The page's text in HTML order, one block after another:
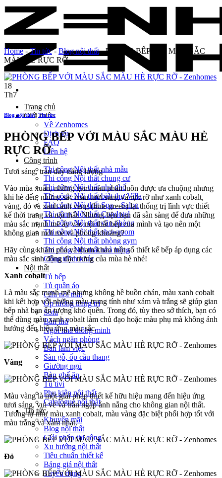
Skip
content
Trang chủ
Giới thiệu
Về Zenhomes
Dịch vụ
FAQ
Liên hệ
Công trình
Thi công Nội thất nhà mẫu
Thi công Nội thất chung cư
Thi công Nội thất nhà phố
Thi công Nội thất biệt thự Villa
Thi công Nội thất Spa – Salon
Thi công Nội thất Condotel
Thi công Nội thất văn phòng
Thi công Nội thất showroom
Thi công Nội thất phòng gym
Thi công Nội thất nhà hàng
Công trình khác
Nội thất
Tủ bếp
Tủ quần áo
Cửa nội thất
Ốp tường trang trí
Sofa
Bàn thờ
Ngôi nhà thông minh
Vách ngăn phòng
Bàn làm việc
Sàn gỗ, ốp cầu thang
Giường ngủ
Bàn ghế ăn
Tủ tivi
Phụ kiện nội thất
Catalogue nội thất
Tin tức
Khuyến mãi
Blog nội thất
Giải pháp thi công
Xu hướng nội thất
Tiêu chuẩn thiết kế
Bảng giá nội thất
Tuyển dụng
Home-Tin tức-Blog nội thất-PHÒNG BẾP VỚI MÀU SẮC
MÀU HÈ RỰC RỠ
18
Th7
Blog nội thất,Tin tức
PHÒNG BẾP VỚI MÀU SẮC MÀU HÈ
RỰC RỠ
Tươi sáng, tràn đầy năng lượng
Vào mùa xuân, những gam màu phấn luôn được ưa chuộng nhưng
khi hè đến, những sắc màu tươi sáng và rực rỡ như xanh cobalt,
vàng, đỏ và xanh ánh vàng (lime green) lại thống trị lĩnh vực thiết
kế thời trang và nội thất. Nhưng liệu bạn đã sẵn sàng để đưa những
màu sắc mạnh mẽ ấy vào nội thất bếp của mình và tạo nên một
không gian mới mẻ và phóng khoáng?
Hãy cùng khám phá và tham khảo một số thiết kế bếp áp dụng các
màu sắc sinh động đặc trưng của mùa hè nhé!
Xanh cobalt
Là màu sắc mạnh mẽ nhưng không hề buồn chán, màu xanh cobalt
khi kết hợp với những màu trung tính như xám và trắng sẽ giúp gian
bếp nhà bạn ấn tượng khó quên. Trong đó, tùy theo sở thích, bạn có
thể dùng màu xanh cobalt làm chủ đạo hoặc màu phụ mà không ảnh
hưởng đến hiệu ứng màu sắc.
Vàng
Màu vàng là một giải pháp thiết kế hữu hiệu mang đến hiệu ứng
tươi sáng, vui vẻ và tràn ngập ánh nắng cho không gian nội thất.
Tương tự như màu xanh cobalt, màu vàng đặc biệt phối hợp tốt với
màu trắng và xám nhạt.
Đỏ